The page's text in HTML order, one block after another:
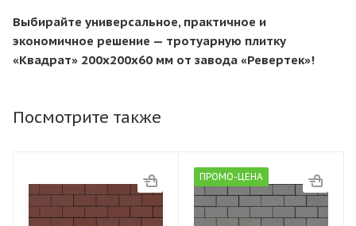
Выбирайте универсальное, практичное и
экономичное решение — тротуарную плитку
«Квадрат» 200х200х60 мм от завода «Ревертек»!
Посмотрите также
ПРОМО-ЦЕНА